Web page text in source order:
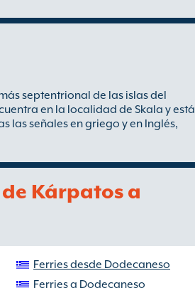
septentrional de las islas del
en la localidad de Skala y está
las señales en griego y en Inglés,
Kárpatos a
Ferries desde Dodecaneso
Ferries a Dodecaneso